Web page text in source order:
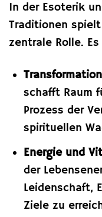
In der Esoterik
Traditionen
zentrale Rolle.
schafft Raum
Prozess der
spirituellen
Energie und
der
Leidenschaft,
Ziele zu